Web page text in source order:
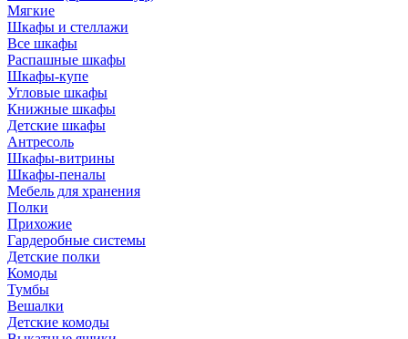
Мягкие
Шкафы и стеллажи
Все шкафы
Распашные шкафы
Шкафы-купе
Угловые шкафы
Книжные шкафы
Детские шкафы
Антресоль
Шкафы-витрины
Шкафы-пеналы
Мебель для хранения
Полки
Прихожие
Гардеробные системы
Детские полки
Комоды
Тумбы
Вешалки
Детские комоды